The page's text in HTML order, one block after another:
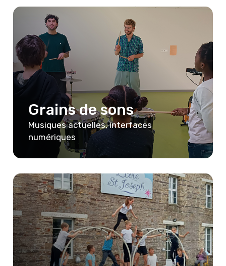
Grains de sons
Musiques actuelles, interfaces
numériques